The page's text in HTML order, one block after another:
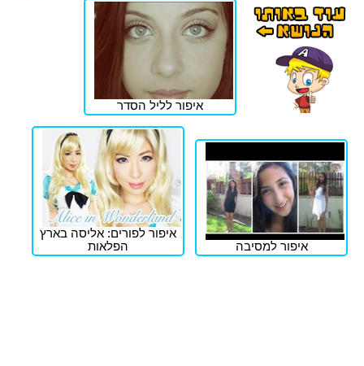
איפור לליל הסדר
איפור למסיבה
איפור לפורים: אליסה בארץ
הפלאות